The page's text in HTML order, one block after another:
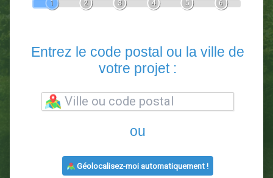
En 5 minutes, demandez3 devis comparatifs
votre projet :